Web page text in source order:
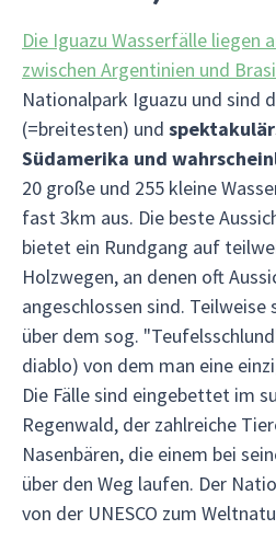
Die Iguazu Wasserfälle liegen
zwischen Argentinien und
Nationalpark Iguazu und sind
(=breitesten) und
Südamerika und
20 große und 255 kleine
fast 3km aus. Die beste
bietet ein Rundgang auf
Holzwegen, an denen oft
angeschlossen sind.
über dem sog.
diablo) von dem man eine
Die Fälle sind eingebettet im
Regenwald, der zahlreiche
Nasenbären, die einem bei
über den Weg laufen. Der
von der UNESCO zum